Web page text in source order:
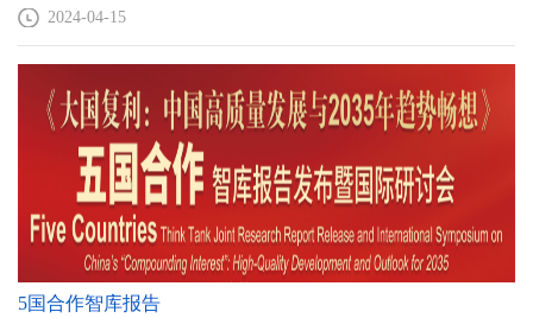
2024-04-15
5国合作智库报告